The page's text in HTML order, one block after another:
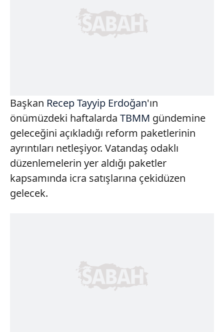
Başkan Recep Tayyip Erdoğan'ın
önümüzdeki haftalarda TBMM gündemine
geleceğini açıkladığı reform paketlerinin
ayrıntıları netleşiyor. Vatandaş odaklı
düzenlemelerin yer aldığı paketler
kapsamında icra satışlarına çekidüzen
gelecek.